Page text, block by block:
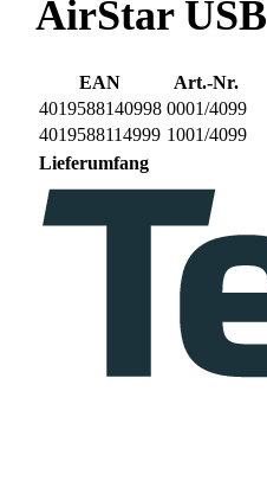
AirStar USB
EAN
Art.-Nr.
4019588140998 0001/4099
4019588114999 1001/4099
Lieferumfang